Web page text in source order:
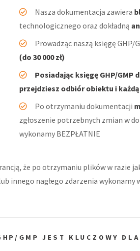
Nasza dokumentacja zawiera
technologicznego oraz dokładną
Prowadząc naszą księgę GHP/
(do 30 000 zł)
Posiadając księgę GHP/
przejdziesz odbiór obiektu i
Po otrzymaniu dokumentacji
zgłoszenie potrzebnych zmian w
wykonamy BEZPŁATNIE
że po otrzymaniu plików w razie
innego nagłego zdarzenia
GMP JEST KLUCZOWY